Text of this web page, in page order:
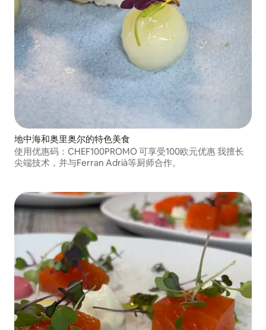
地中海和奥里奥尔的特色美食
使用优惠码：CHEF100PROMO 可享受100欧元优惠 我擅长
尖端技术，并与Ferran Adrià等厨师合作。